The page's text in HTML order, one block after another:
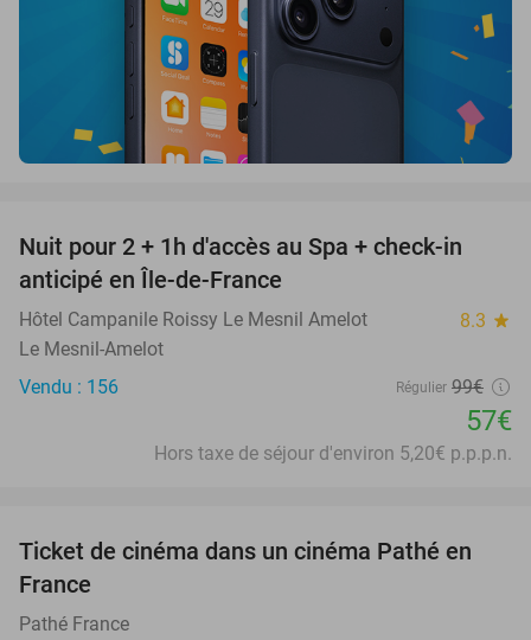
42%
Nuit pour 2 + 1h d'accès au Spa + check-in
anticipé en Île-de-France
Hôtel Campanile Roissy Le Mesnil Amelot 8.3 star
Le Mesnil-Amelot
Vendu : 156
Régulier 99€
57€
Hors taxe de séjour d'environ 5,20€ p.p.p.n.
40%
Ticket de cinéma dans un cinéma Pathé en
France
Pathé France